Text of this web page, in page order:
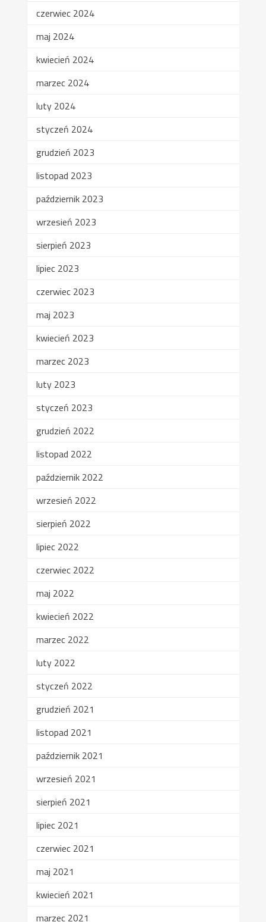
czerwiec 2024
maj 2024
kwiecień 2024
marzec 2024
luty 2024
styczeń 2024
grudzień 2023
listopad 2023
październik 2023
wrzesień 2023
sierpień 2023
lipiec 2023
czerwiec 2023
maj 2023
kwiecień 2023
marzec 2023
luty 2023
styczeń 2023
grudzień 2022
listopad 2022
październik 2022
wrzesień 2022
sierpień 2022
lipiec 2022
czerwiec 2022
maj 2022
kwiecień 2022
marzec 2022
luty 2022
styczeń 2022
grudzień 2021
listopad 2021
październik 2021
wrzesień 2021
sierpień 2021
lipiec 2021
czerwiec 2021
maj 2021
kwiecień 2021
marzec 2021